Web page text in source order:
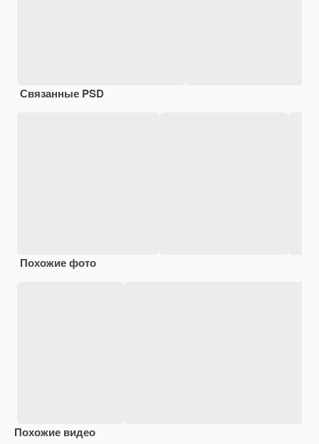
Связанные PSD
Похожие фото
Похожие видео